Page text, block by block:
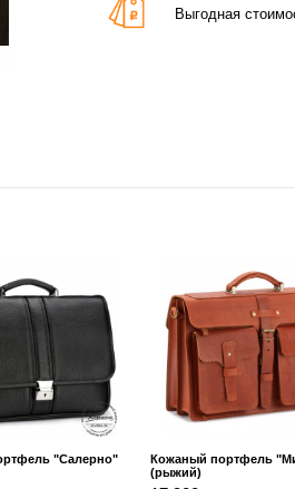
Выгодная
"Салерно"
Кожаный портфель
(рыжий)